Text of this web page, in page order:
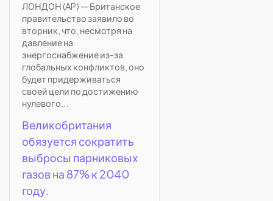
ЛОНДОН (AP) — Британское
правительство заявило во
вторник, что, несмотря на
давление на
энергоснабжение из-за
глобальных конфликтов, оно
будет придерживаться
своей цели по достижению
нулевого...
Великобритания
обязуется сократить
выбросы парниковых
газов на 87% к 2040
году.